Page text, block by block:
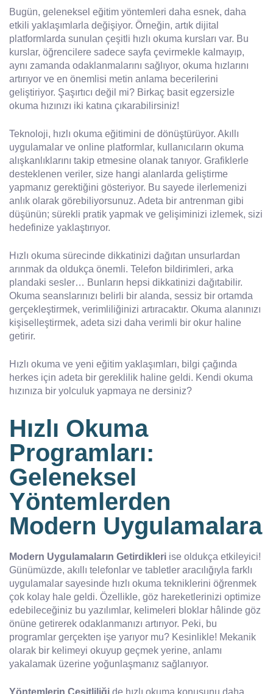
Bugün, geleneksel eğitim yöntemleri daha esnek, daha
etkili yaklaşımlarla değişiyor. Örneğin, artık dijital
platformlarda sunulan çeşitli hızlı okuma kursları var. Bu
kurslar, öğrencilere sadece sayfa çevirmekle kalmayıp,
aynı zamanda odaklanmalarını sağlıyor, okuma hızlarını
artırıyor ve en önemlisi metin anlama becerilerini
geliştiriyor. Şaşırtıcı değil mi? Birkaç basit egzersizle
okuma hızınızı iki katına çıkarabilirsiniz!
Teknoloji, hızlı okuma eğitimini de dönüştürüyor. Akıllı
uygulamalar ve online platformlar, kullanıcıların okuma
alışkanlıklarını takip etmesine olanak tanıyor. Grafiklerle
desteklenen veriler, size hangi alanlarda geliştirme
yapmanız gerektiğini gösteriyor. Bu sayede ilerlemenizi
anlık olarak görebiliyorsunuz. Adeta bir antrenman gibi
düşünün; sürekli pratik yapmak ve gelişiminizi izlemek, sizi
hedefinize yaklaştırıyor.
Hızlı okuma sürecinde dikkatinizi dağıtan unsurlardan
arınmak da oldukça önemli. Telefon bildirimleri, arka
plandaki sesler… Bunların hepsi dikkatinizi dağıtabilir.
Okuma seanslarınızı belirli bir alanda, sessiz bir ortamda
gerçekleştirmek, verimliliğinizi artıracaktır. Okuma alanınızı
kişiselleştirmek, adeta sizi daha verimli bir okur haline
getirir.
Hızlı okuma ve yeni eğitim yaklaşımları, bilgi çağında
herkes için adeta bir gereklilik haline geldi. Kendi okuma
hızınıza bir yolculuk yapmaya ne dersiniz?
Hızlı Okuma
Programları:
Geleneksel
Yöntemlerden
Modern Uygulamalara
Modern Uygulamaların Getirdikleri ise oldukça etkileyici!
Günümüzde, akıllı telefonlar ve tabletler aracılığıyla farklı
uygulamalar sayesinde hızlı okuma tekniklerini öğrenmek
çok kolay hale geldi. Özellikle, göz hareketlerinizi optimize
edebileceğiniz bu yazılımlar, kelimeleri bloklar hâlinde göz
önüne getirerek odaklanmanızı artırıyor. Peki, bu
programlar gerçekten işe yarıyor mu? Kesinlikle! Mekanik
olarak bir kelimeyi okuyup geçmek yerine, anlamı
yakalamak üzerine yoğunlaşmanız sağlanıyor.
Yöntemlerin Çeşitliliği de hızlı okuma konusunu daha